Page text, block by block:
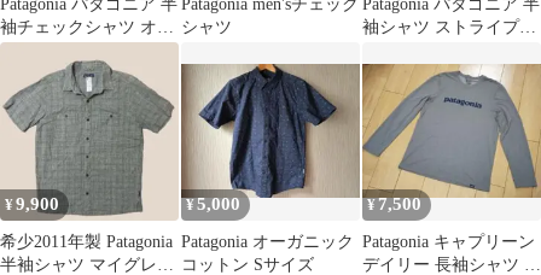
Patagonia パタゴニア 半
袖チェックシャツ オー
ガニックコットン Ｍ
Patagonia men'sチェック
シャツ
Patagonia パタゴニア 半
袖シャツ ストライプ柄
¥9,900
希少2011年製 Patagonia
半袖シャツ マイグレー
¥5,000
Patagonia オーガニック
コットン Sサイズ
¥7,500
Patagonia キャプリーン
デイリー 長袖シャツ グ